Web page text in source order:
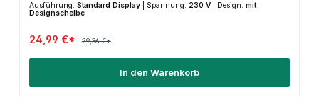
Ausführung: Standard Display Spannung: 230 V Design: mit
Designscheibe
24,99 €* 29,36 €*
In den Warenkorb